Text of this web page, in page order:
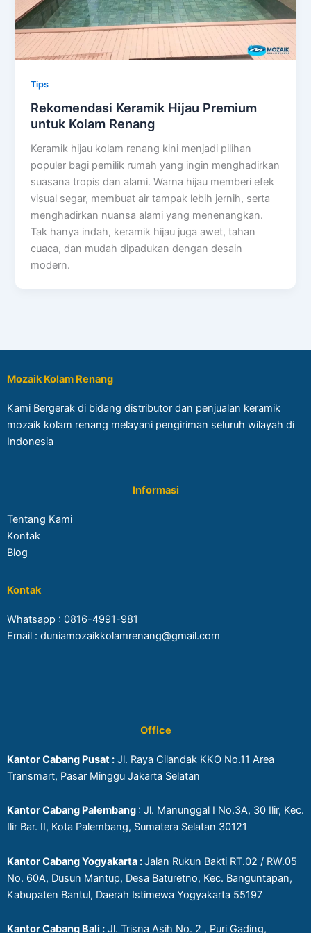
Tips
Rekomendasi Keramik Hijau Premium
untuk Kolam Renang
Keramik hijau kolam renang kini menjadi pilihan
populer bagi pemilik rumah yang ingin menghadirkan
suasana tropis dan alami. Warna hijau memberi efek
visual segar, membuat air tampak lebih jernih, serta
menghadirkan nuansa alami yang menenangkan.
Tak hanya indah, keramik hijau juga awet, tahan
cuaca, dan mudah dipadukan dengan desain
modern.
Mozaik Kolam Renang
Kami Bergerak di bidang distributor dan penjualan keramik
mozaik kolam renang melayani pengiriman seluruh wilayah di
Indonesia
Informasi
Tentang Kami
Kontak
Blog
Kontak
Whatsapp : 0816-4991-981
Email : duniamozaikkolamrenang@gmail.com
Office
Kantor Cabang Pusat : Jl. Raya Cilandak KKO No.11 Area
Transmart, Pasar Minggu Jakarta Selatan
Kantor Cabang Palembang : Jl. Manunggal I No.3A, 30 Ilir, Kec.
Ilir Bar. II, Kota Palembang, Sumatera Selatan 30121
Kantor Cabang Yogyakarta :Jalan Rukun Bakti RT.02 / RW.05
No. 60A, Dusun Mantup, Desa Baturetno, Kec. Banguntapan,
Kabupaten Bantul, Daerah Istimewa Yogyakarta 55197
Kantor Cabang Bali : Jl. Trisna Asih No. 2 , Puri Gading,